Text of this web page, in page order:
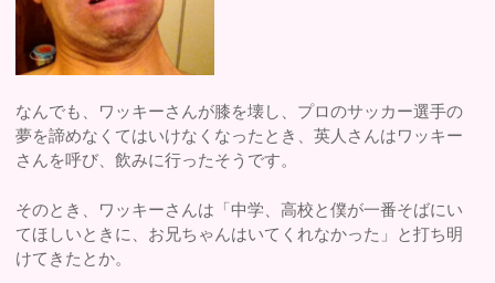
なんでも、ワッキーさんが膝を壊し、プロのサッカー選手の
夢を諦めなくてはいけなくなったとき、英人さんはワッキー
さんを呼び、飲みに行ったそうです。
そのとき、ワッキーさんは「中学、高校と僕が一番そばにい
てほしいときに、お兄ちゃんはいてくれなかった」と打ち明
けてきたとか。